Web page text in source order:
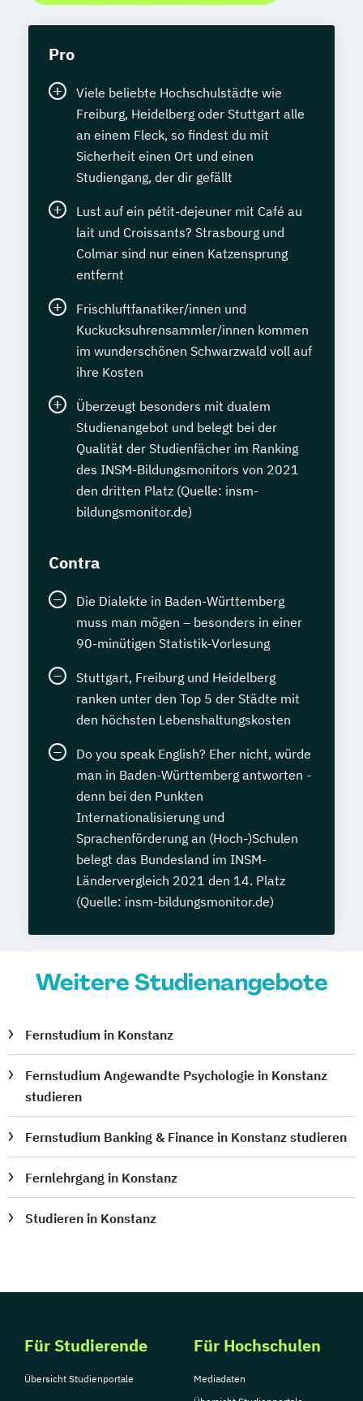
Tourismusmanagement
Umweltingenieurwesen
Wirtschaftsinformatik (DE/EN)
Wirtschaftsingenieurwesen
Wirtschaftsingenieurwesen (DE/EN)
Wirtschaftsingenieurwesen Medizintechnik
Wirtschaftspsychologie (DE/EN)
Wirtschaftsrecht
Pro
Viele beliebte Hochschulstädte wie
Freiburg, Heidelberg oder Stuttgart alle
an einem Fleck, so findest du mit
Sicherheit einen Ort und einen
Studiengang, der dir gefällt
Lust auf ein pétit-dejeuner mit Café au
lait und Croissants? Strasbourg und
Colmar sind nur einen Katzensprung
entfernt
Frischluftfanatiker/innen und
Kuckucksuhrensammler/innen kommen
im wunderschönen Schwarzwald voll auf
ihre Kosten
Überzeugt besonders mit dualem
Studienangebot und belegt bei der
Qualität der Studienfächer im Ranking
des INSM-Bildungsmonitors von 2021
den dritten Platz (Quelle: insm-
bildungsmonitor.de)
Contra
Die Dialekte in Baden-Württemberg
muss man mögen – besonders in einer
90-minütigen Statistik-Vorlesung
Stuttgart, Freiburg und Heidelberg
ranken unter den Top 5 der Städte mit
den höchsten Lebenshaltungskosten
Do you speak English? Eher nicht, würde
man in Baden-Württemberg antworten -
denn bei den Punkten
Internationalisierung und
Sprachenförderung an (Hoch-)Schulen
belegt das Bundesland im INSM-
Ländervergleich 2021 den 14. Platz
(Quelle: insm-bildungsmonitor.de)
Weitere Studienangebote
Fernstudium in Konstanz
Fernstudium Angewandte Psychologie in Konstanz
studieren
Fernstudium Banking & Finance in Konstanz studieren
Fernlehrgang in Konstanz
Studieren in Konstanz
Für Studierende
Übersicht Studienportale
Für Hochschulen
Mediadaten